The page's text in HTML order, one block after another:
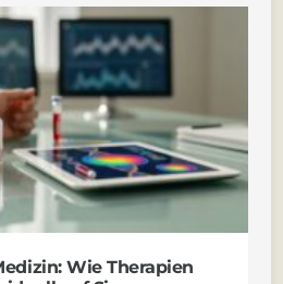
Wie Therapien